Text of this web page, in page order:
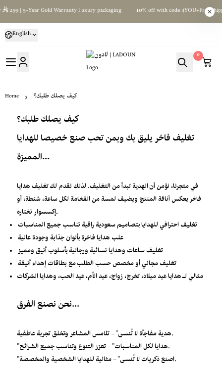
Warranty l uxury packaging 10% off with code 4YOU+Free shipping on
English
0
Home كيف يصلك طلبك؟
كيف يصلك طلبك؟
تغليف فاخر يليق بك وبمن تحب صنع خصيصا للهدايا
المميزة...
في متجرنا، نؤمن أن الهدية تبدأ من التغليف. لذلك نقدم لك تغليف هدايا
فاخر يعكس أناقة المنتج ويضيف لمسة من الفخامة لكل ساعة، شنطة، أو
إكسسوار تختاره.
تغليف احترافي للهدايا بتصاميم سعودية راقية تناسب جميع المناسبات
علب هدايا فاخرة بألوان جذابة وجودة عالية
تغليف ساعات وهدايا نسائية ورجالية بأسلوب أنيق ومميز
تغليف مجاني أو مخصص حسب الطلب مع بطاقات إهداء أنيقة
مثالي لـ هدايا عيد ميلاد، تخرج، زواج، عيد الأم، عيد الحب، وهدايا الشركات
نحن نصنع الفرق...
هدية مفاجأة لا تُنسى" – تلامس المشاعر وتخلق تجربة عاطفية.
"هدايا لكل المناسبات" – تعزز التنوع وتناسب جميع الشرائح.
"اصنع ذكريات لا تُنسى" – مثالية للهدايا الشخصية والمخصصة.